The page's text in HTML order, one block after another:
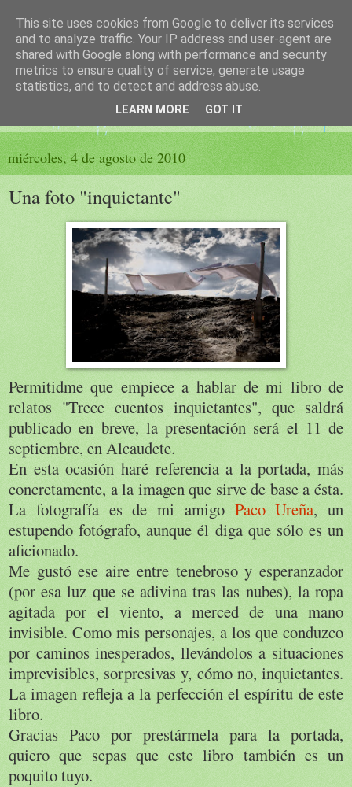
El sueño de las palabras
PÁGINA LITERARIA DE FELISA MORENO
miércoles, 4 de agosto de 2010
Una foto "inquietante"
Permitidme que empiece a hablar de mi libro de
relatos "Trece cuentos inquietantes", que saldrá
publicado en breve, la presentación será el 11 de
septiembre, en Alcaudete.
En esta ocasión haré referencia a la portada, más
concretamente, a la imagen que sirve de base a ésta.
La fotografía es de mi amigo Paco Ureña, un
estupendo fotógrafo, aunque él diga que sólo es un
aficionado.
Me gustó ese aire entre tenebroso y esperanzador
(por esa luz que se adivina tras las nubes), la ropa
agitada por el viento, a merced de una mano
invisible. Como mis personajes, a los que conduzco
por caminos inesperados, llevándolos a situaciones
imprevisibles, sorpresivas y, cómo no, inquietantes.
La imagen refleja a la perfección el espíritu de este
libro.
Gracias Paco por prestármela para la portada,
quiero que sepas que este libro también es un
poquito tuyo.
This site uses cookies from Google to deliver its services
and to analyze traffic. Your IP address and user-agent are
shared with Google along with performance and security
metrics to ensure quality of service, generate usage
statistics, and to detect and address abuse.
LEARN MORE GOT IT